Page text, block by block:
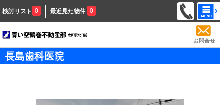
検討リスト 0 最近見た物件 0
お問合せ
長島歯科医院